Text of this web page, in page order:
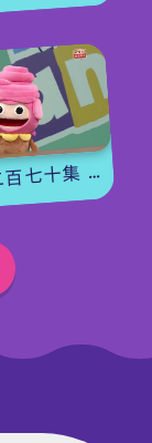
Job】手作渔灯/【跟住Wheel 仔周围Look】狐獴